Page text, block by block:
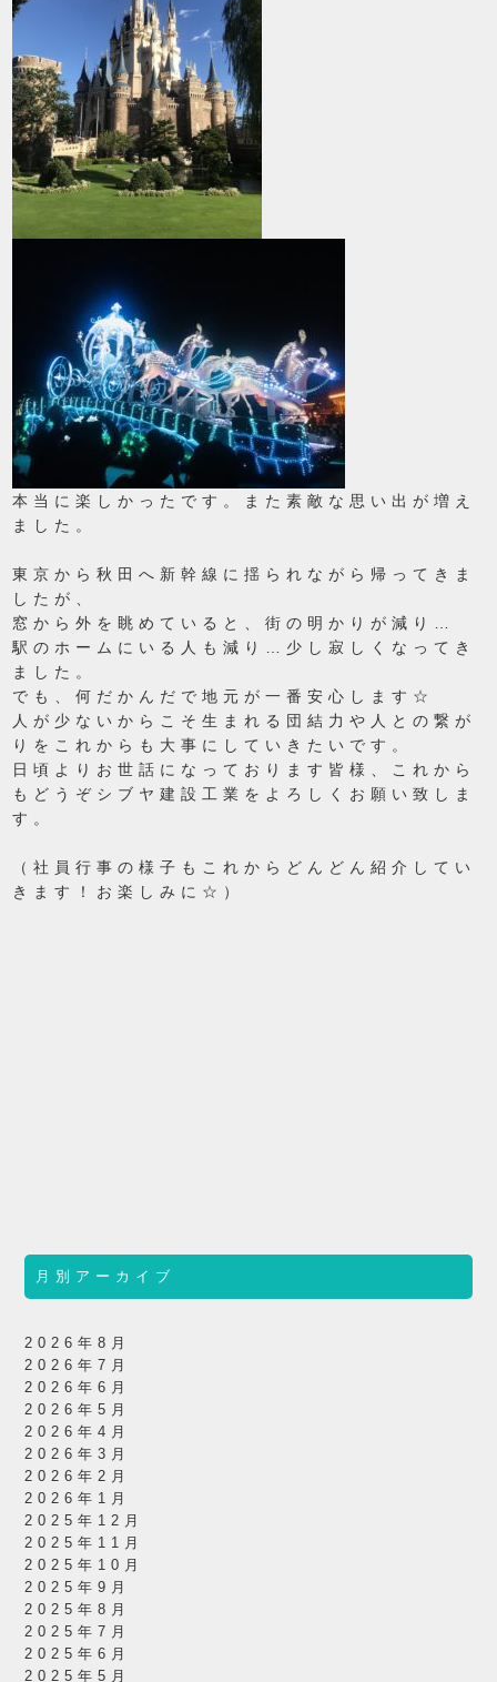
本当に楽しかったです。また素敵な思い出が増え
ました。
東京から秋田へ新幹線に揺られながら帰ってきま
したが、
窓から外を眺めていると、街の明かりが減り…
駅のホームにいる人も減り…少し寂しくなってき
ました。
でも、何だかんだで地元が一番安心します☆
人が少ないからこそ生まれる団結力や人との繋が
りをこれからも大事にしていきたいです。
日頃よりお世話になっております皆様、これから
もどうぞシブヤ建設工業をよろしくお願い致しま
す。
（社員行事の様子もこれからどんどん紹介してい
きます！お楽しみに☆）
月別アーカイブ
2026年8月
2026年7月
2026年6月
2026年5月
2026年4月
2026年3月
2026年2月
2026年1月
2025年12月
2025年11月
2025年10月
2025年9月
2025年8月
2025年7月
2025年6月
2025年5月